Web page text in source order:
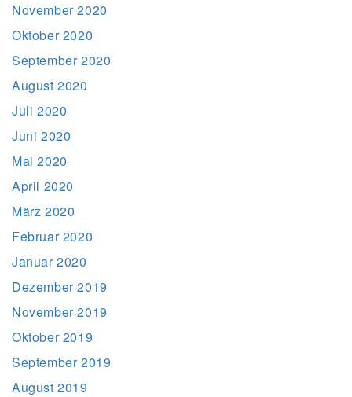
November 2020
Oktober 2020
September 2020
August 2020
Juli 2020
Juni 2020
Mai 2020
April 2020
März 2020
Februar 2020
Januar 2020
Dezember 2019
November 2019
Oktober 2019
September 2019
August 2019